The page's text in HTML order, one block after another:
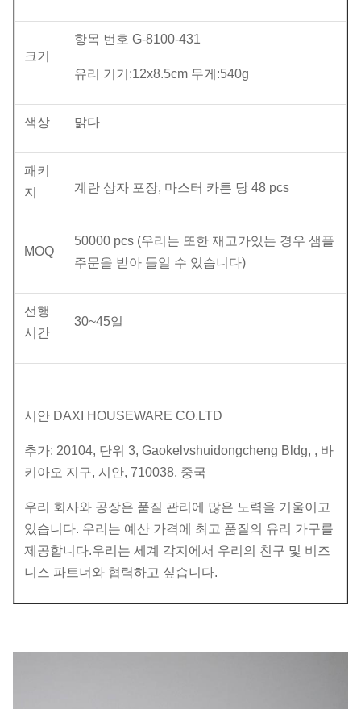
크기
항목 번호 G-8100-431
유리 기기:12x8.5cm 무게:540g
색상 맑다
패키
지
계란 상자 포장, 마스터 카튼 당 48 pcs
MOQ
50000 pcs (우리는 또한 재고가있는 경우 샘플
주문을 받아 들일 수 있습니다)
선행
시간
30~45일
시안 DAXI HOUSEWARE CO.LTD
추가: 20104, 단위 3, Gaokelvshuidongcheng Bldg, , 바
키아오 지구, 시안, 710038, 중국
우리 회사와 공장은 품질 관리에 많은 노력을 기울이고
있습니다. 우리는 예산 가격에 최고 품질의 유리 가구를
제공합니다.우리는 세계 각지에서 우리의 친구 및 비즈
니스 파트너와 협력하고 싶습니다.